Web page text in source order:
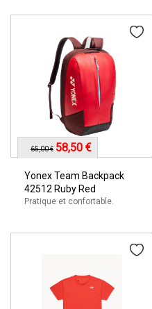
Yonex Team Backpack
42512 Ruby Red
Pratique et confortable.
65,00 € 58,50 €